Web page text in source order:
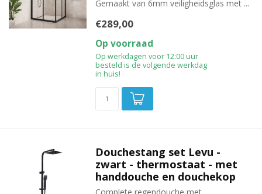
Gemaakt van 6mm veiligheidsglas met ...
€289,00
Op voorraad
Op werkdagen voor 12:00 uur
besteld is de volgende werkdag
in huis!
Douchestang set Levu -
zwart - thermostaat - met
handdouche en douchekop